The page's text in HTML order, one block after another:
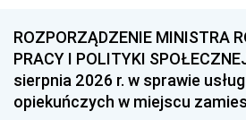
1993 1992
1990 1989
1987 1986
ROZPORZĄDZENIE MINISTRA
PRACY I POLITYKI
sierpnia 2026 r. w sprawie usług
opiekuńczych w miejscu